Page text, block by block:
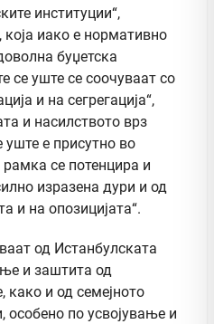
институции“,
која иако е нормативно
буџетска
се уште се соочуваат со
и на сегрегација“,
и насилството врз
е присутно во
се потенцира и
изразена дури и од
и на опозицијата“.
од Истанбулската
и заштита од
како и од семејното
особено по усвојување и